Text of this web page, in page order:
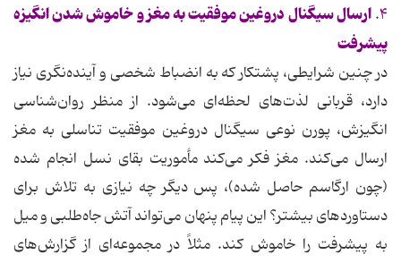
۴. ارسال سیگنال دروغین موفقیت به مغز و خاموش شدن انگیزه
پیشرفت
در چنین شرایطی، پشتکار که به انضباط شخصی و آینده‌نگری نیاز
دارد، قربانی لذت‌های لحظه‌ای می‌شود. از منظر روان‌شناسی
انگیزش، پورن نوعی سیگنال دروغین موفقیت تناسلی به مغز
ارسال می‌کند. مغز فکر می‌کند مأموریت بقای نسل انجام شده
(چون ارگاسم حاصل شده)، پس دیگر چه نیازی به تلاش برای
دستاوردهای بیشتر؟ این پیام پنهان می‌تواند آتش جاه‌طلبی و میل
به پیشرفت را خاموش کند. مثلاً در مجموعه‌ای از گزارش‌های